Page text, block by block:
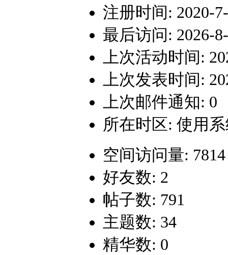
注册时间: 2020-
最后访问: 2026-
上次活动时间:
上次发表时间:
上次邮件通知: 0
所在时区: 使用
空间访问量: 7814
好友数: 2
帖子数: 791
主题数: 34
精华数: 0